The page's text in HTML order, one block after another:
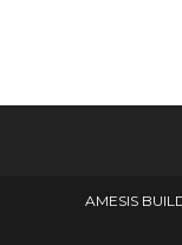
AMESIS